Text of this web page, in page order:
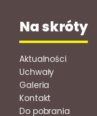
Na skróty
Aktualności
Uchwały
Galeria
Kontakt
Do pobrania